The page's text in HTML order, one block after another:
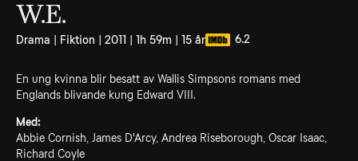
W.E.
Drama | Fiktion | 2011 | 1h 59m | 15 år 6.2
En ung kvinna blir besatt av Wallis Simpsons romans med
Englands blivande kung Edward VIII.
Med:
Abbie Cornish, James D'Arcy, Andrea Riseborough, Oscar Isaac,
Richard Coyle